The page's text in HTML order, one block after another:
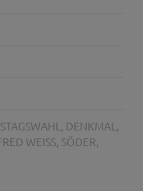
DENKMAL
WEISS SÖDER